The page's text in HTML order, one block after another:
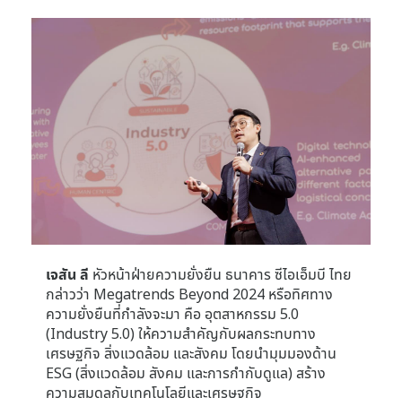
เจสัน ลี หัวหน้าฝ่ายความยั่งยืน ธนาคาร ซีไอเอ็มบี ไทย
กล่าวว่า Megatrends Beyond 2024 หรือทิศทาง
ความยั่งยืนที่กำลังจะมา คือ อุตสาหกรรม 5.0
(Industry 5.0) ให้ความสำคัญกับผลกระทบทาง
เศรษฐกิจ สิ่งแวดล้อม และสังคม โดยนำมุมมองด้าน
ESG (สิ่งแวดล้อม สังคม และการกำกับดูแล) สร้าง
ความสมดุลกับเทคโนโลยีและเศรษฐกิจ